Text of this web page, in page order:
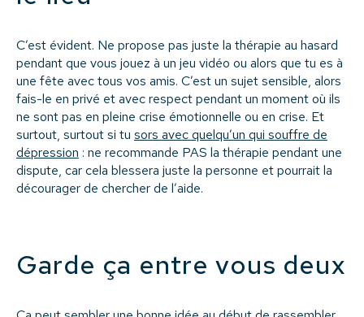
C’est évident. Ne propose pas juste la thérapie au hasard
pendant que vous jouez à un jeu vidéo ou alors que tu es à
une fête avec tous vos amis. C’est un sujet sensible, alors
fais-le en privé et avec respect pendant un moment où ils
ne sont pas en pleine crise émotionnelle ou en crise. Et
surtout, surtout si tu sors avec quelqu’un qui souffre de
dépression : ne recommande PAS la thérapie pendant une
dispute, car cela blessera juste la personne et pourrait la
décourager de chercher de l’aide.
Garde ça entre vous deux